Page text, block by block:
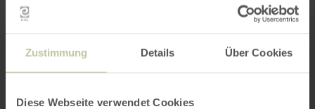
Zustimmung Details Über Cookies
Diese Webseite verwendet Cookies